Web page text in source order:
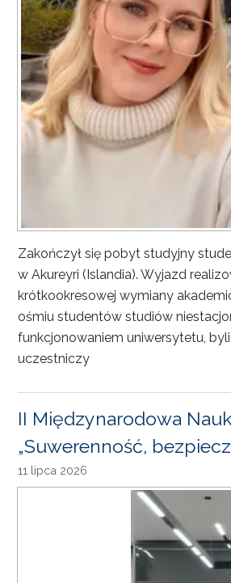
Zakończył się pobyt studyjny
w Akureyri (Islandia). Wyjazd
krótkookresowej wymiany
ośmiu studentów studiów
funkcjonowaniem uniwersytetu,
uczestniczy
II Międzynarodowa
„Suwerenność,
11 lipca 2026